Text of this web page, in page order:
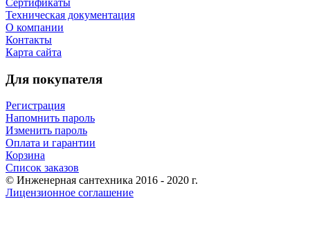
Сертификаты
Техническая документация
О компании
Контакты
Карта сайта
Для покупателя
Регистрация
Напомнить пароль
Изменить пароль
Оплата и гарантии
Корзина
Список заказов
© Инженерная сантехника 2016 - 2020 г.
Лицензионное соглашение